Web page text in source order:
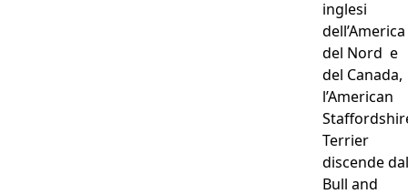
inglesi
dell’America
del Nord e
del Canada,
l’American
Terrier
discende dal
Bull and